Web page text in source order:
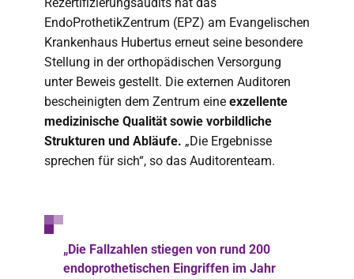
EndoProthetikZentrum (EPZ) am Evangelischen
Krankenhaus Hubertus erneut seine besondere
Stellung in der orthopädischen Versorgung
unter Beweis gestellt. Die externen Auditoren
bescheinigten dem Zentrum eine exzellente
medizinische Qualität sowie vorbildliche
Strukturen und Abläufe. „Die Ergebnisse
sprechen für sich“, so das Auditorenteam.
„Die Fallzahlen stiegen von rund 200
endoprothetischen Eingriffen im Jahr